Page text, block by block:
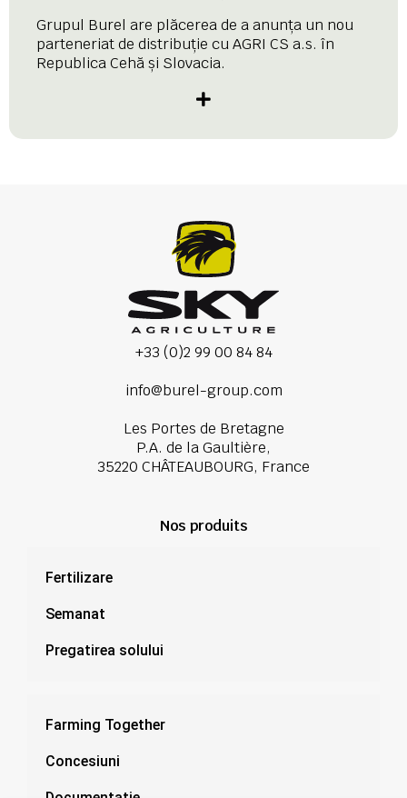
Grupul Burel are plăcerea de a anunța un nou
parteneriat de distribuție cu AGRI CS a.s. în
Republica Cehă și Slovacia.
+33 (0)2 99 00 84 84
info@burel-group.com
Les Portes de Bretagne
P.A. de la Gaultière,
35220 CHÂTEAUBOURG, France
Nos produits
Fertilizare
Semanat
Pregatirea solului
Farming Together
Concesiuni